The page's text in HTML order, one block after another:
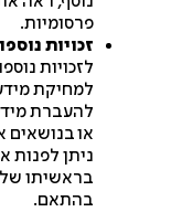
פרסומיות.
זכויות נוספות
לזכויות נוספות,
למחיקת מידע,
להעברת מידע
או בנושאים
ניתן לפנות
בראשיתו של
בהתאם.